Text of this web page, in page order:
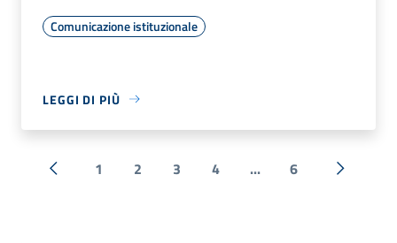
Comunicazione istituzionale
LEGGI DI PIÙ
« Precedente
1 2 3 4 ... 6